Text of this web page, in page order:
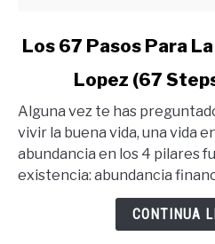
link
67
Pasos
Para
Los 67 Pasos Para
Lopez (67
Alguna vez te has
vivir la buena vida, una vida
abundancia en los 4 pilares
existencia: abundancia
CONTINUA